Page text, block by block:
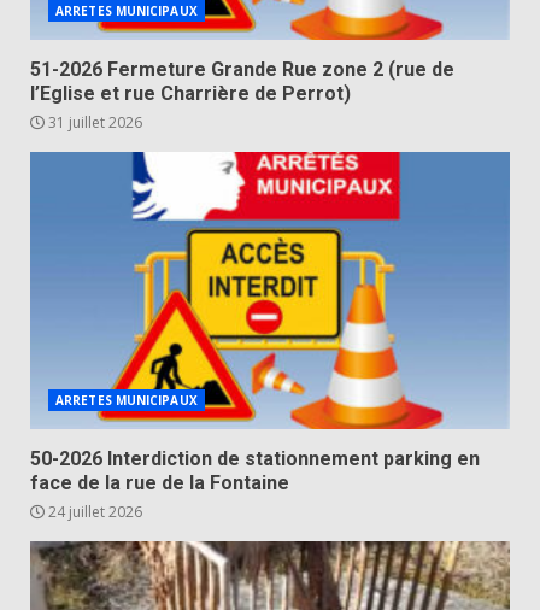
ARRETES MUNICIPAUX
51-2026 Fermeture Grande Rue zone 2 (rue de
l’Eglise et rue Charrière de Perrot)
31 juillet 2026
ARRETES MUNICIPAUX
50-2026 Interdiction de stationnement parking en
face de la rue de la Fontaine
24 juillet 2026